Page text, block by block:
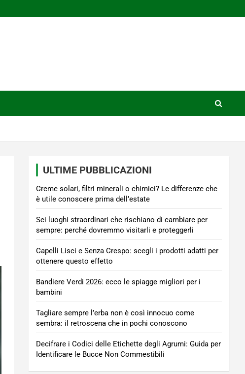
ULTIME PUBBLICAZIONI
Creme solari, filtri minerali o chimici? Le differenze che
è utile conoscere prima dell’estate
Sei luoghi straordinari che rischiano di cambiare per
sempre: perché dovremmo visitarli e proteggerli
Capelli Lisci e Senza Crespo: scegli i prodotti adatti per
ottenere questo effetto
Bandiere Verdi 2026: ecco le spiagge migliori per i
bambini
Tagliare sempre l’erba non è così innocuo come
sembra: il retroscena che in pochi conoscono
Decifrare i Codici delle Etichette degli Agrumi: Guida per
Identificare le Bucce Non Commestibili